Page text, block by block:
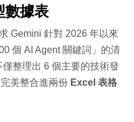
數據表
Gemini 針對 2026 年以來
個 AI Agent 關鍵詞」的清
整理出 6 個主要的技術發
美整合進兩份 Excel 表格